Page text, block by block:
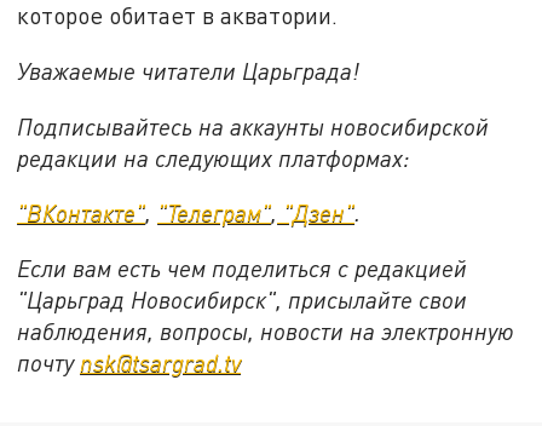
которое обитает в акватории.
Уважаемые читатели Царьграда!
Подписывайтесь на аккаунты новосибирской
редакции на следующих платформах:
"ВКонтакте", "Телеграм", "Дзен".
Если вам есть чем поделиться с редакцией
"Царьград Новосибирск", присылайте свои
наблюдения, вопросы, новости на электронную
почту nsk@tsargrad.tv